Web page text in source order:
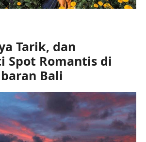
Tarik, dan
Spot Romantis di
Bali